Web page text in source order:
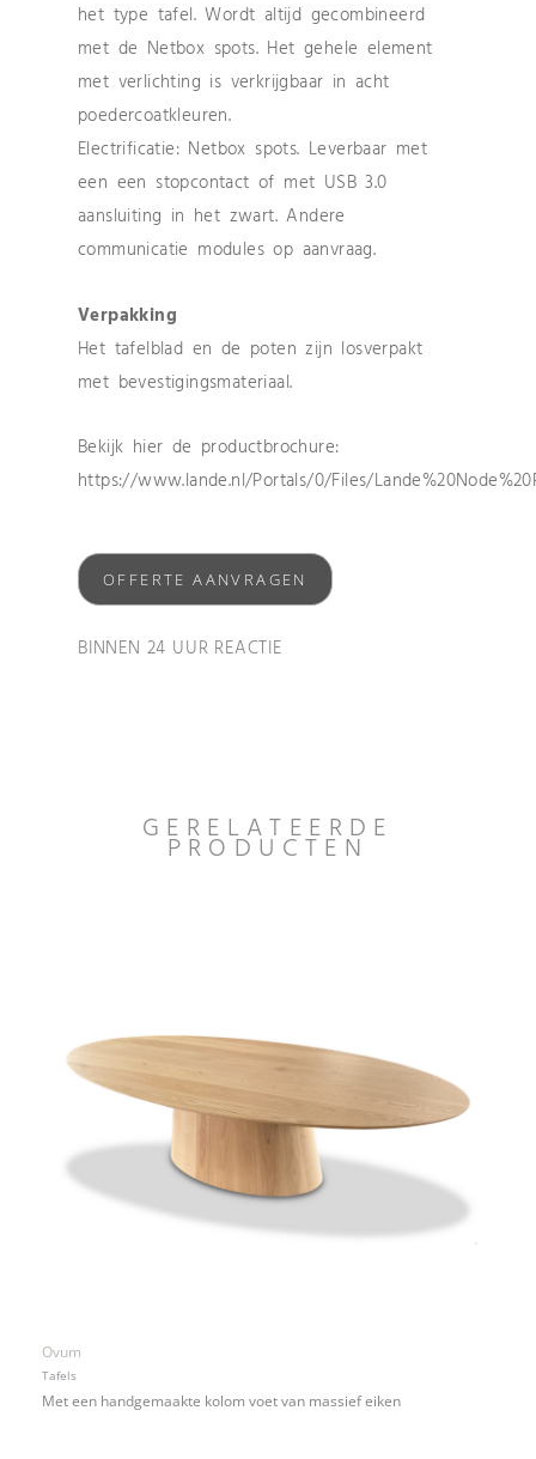
het type tafel. Wordt altijd gecombineerd
met de Netbox spots. Het gehele element
met verlichting is verkrijgbaar in acht
poedercoatkleuren.
Electrificatie: Netbox spots. Leverbaar met
een een stopcontact of met USB 3.0
aansluiting in het zwart. Andere
communicatie modules op aanvraag.
Verpakking
Het tafelblad en de poten zijn losverpakt
met bevestigingsmateriaal.
Bekijk hier de productbrochure:
https://www.lande.nl/Portals/0/Files/
OFFERTE AANVRAGEN
BINNEN 24 UUR REACTIE
GERELATEERDE
PRODUCTEN
Ovum
Tafels
Met een handgemaakte kolom voet van massief eiken